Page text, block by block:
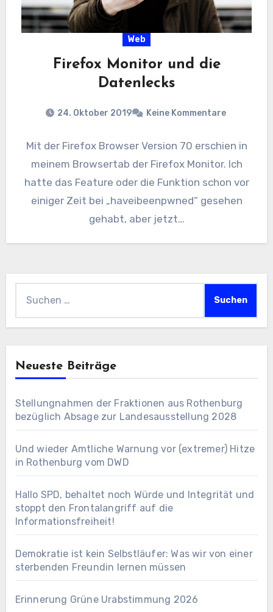
Web
Firefox Monitor und die
Datenlecks
24. Oktober 2019 Keine Kommentare
Mit der Firefox Browser Version 70 erschien in
meinem Browsertab der Firefox Monitor. Ich
hatte das Feature oder die Funktion schon vor
einiger Zeit bei „haveibeenpwned“ gesehen
gehabt, aber jetzt…
Neueste Beiträge
Stellungnahmen der Fraktionen aus Rothenburg
bezüglich Absage zur Landesausstellung 2028
Und wieder Amtliche Warnung vor (extremer) Hitze
in Rothenburg vom DWD
Hallo SPD, behaltet noch Würde und Integrität und
stoppt den Frontalangriff auf die
Informationsfreiheit!
Demokratie ist kein Selbstläufer: Was wir von einer
sterbenden Freundin lernen müssen
Erinnerung Grüne Urabstimmung 2026